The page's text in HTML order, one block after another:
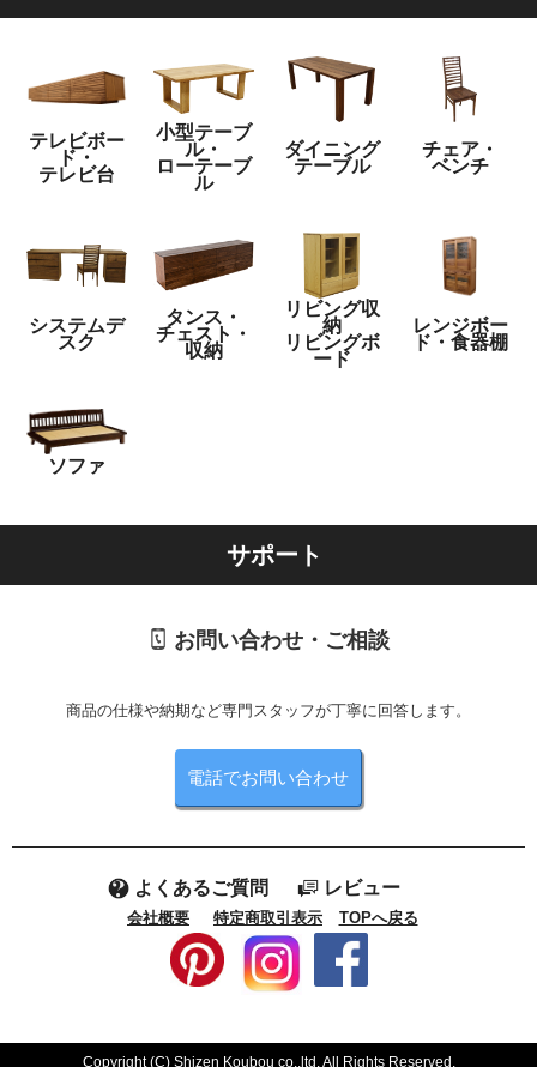
テレビボー
ド・
テレビ台
小型テーブ
ル・
ローテーブ
ル
ダイニング
テーブル
チェア・
ベンチ
システムデ
スク
タンス・
チェスト・
収納
リビング収
納
リビングボ
ード
レンジボー
ド・食器棚
ソファ
サポート
お問い合わせ・ご相談
商品の仕様や納期など専門スタッフが丁寧に回答します。
電話でお問い合わせ
よくあるご質問 レビュー
会社概要 特定商取引表示 TOPへ戻る
Copyright (C) Shizen Koubou co.,ltd. All Rights Reserved.